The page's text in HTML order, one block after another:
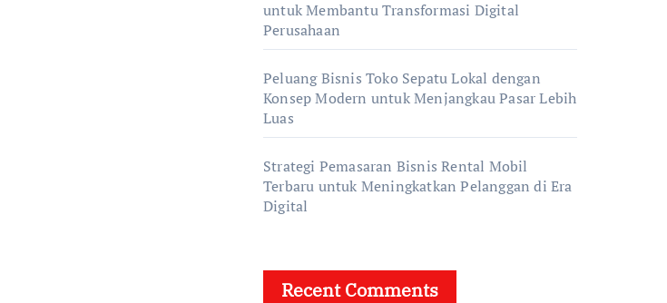
untuk Membantu Transformasi Digital
Perusahaan
Peluang Bisnis Toko Sepatu Lokal dengan
Konsep Modern untuk Menjangkau Pasar Lebih
Luas
Strategi Pemasaran Bisnis Rental Mobil
Terbaru untuk Meningkatkan Pelanggan di Era
Digital
Recent Comments